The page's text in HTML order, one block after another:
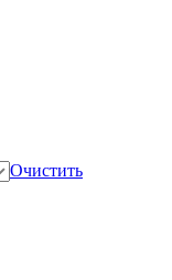
Очистить